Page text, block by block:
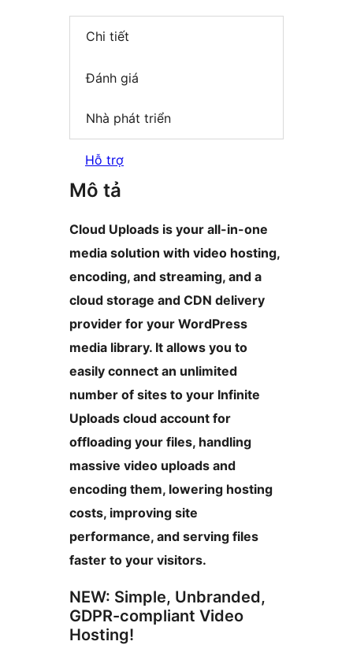
Chi tiết
Đánh giá
Nhà phát triển
Hỗ trợ
Mô tả
Cloud Uploads is your all-in-one
media solution with video hosting,
encoding, and streaming, and a
cloud storage and CDN delivery
provider for your WordPress
media library. It allows you to
easily connect an unlimited
number of sites to your Infinite
Uploads cloud account for
offloading your files, handling
massive video uploads and
encoding them, lowering hosting
costs, improving site
performance, and serving files
faster to your visitors.
NEW: Simple, Unbranded,
GDPR-compliant Video
Hosting!